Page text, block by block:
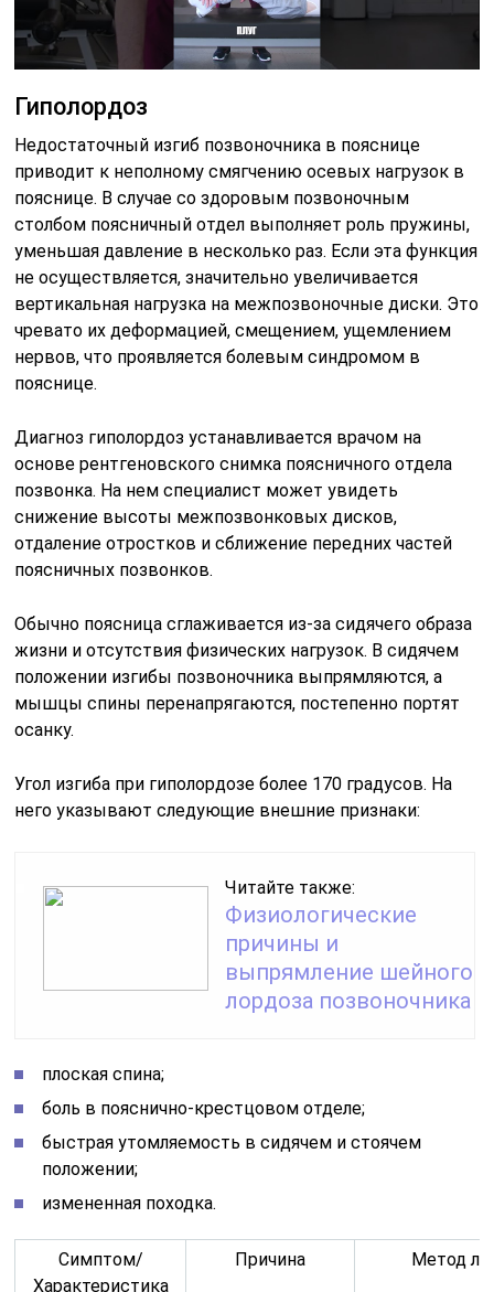
Гиполордоз
Недостаточный изгиб позвоночника в пояснице
приводит к неполному смягчению осевых нагрузок в
пояснице. В случае со здоровым позвоночным
столбом поясничный отдел выполняет роль пружины,
уменьшая давление в несколько раз. Если эта функция
не осуществляется, значительно увеличивается
вертикальная нагрузка на межпозвоночные диски. Это
чревато их деформацией, смещением, ущемлением
нервов, что проявляется болевым синдромом в
пояснице.
Диагноз гиполордоз устанавливается врачом на
основе рентгеновского снимка поясничного отдела
позвонка. На нем специалист может увидеть
снижение высоты межпозвонковых дисков,
отдаление отростков и сближение передних частей
поясничных позвонков.
Обычно поясница сглаживается из-за сидячего образа
жизни и отсутствия физических нагрузок. В сидячем
положении изгибы позвоночника выпрямляются, а
мышцы спины перенапрягаются, постепенно портят
осанку.
Угол изгиба при гиполордозе более 170 градусов. На
него указывают следующие внешние признаки:
Читайте также:
Физиологические
причины и
выпрямление шейного
лордоза позвоночника
плоская спина;
боль в пояснично-крестцовом отделе;
быстрая утомляемость в сидячем и стоячем
положении;
измененная походка.
Симптом/
Характеристика
Причина Метод